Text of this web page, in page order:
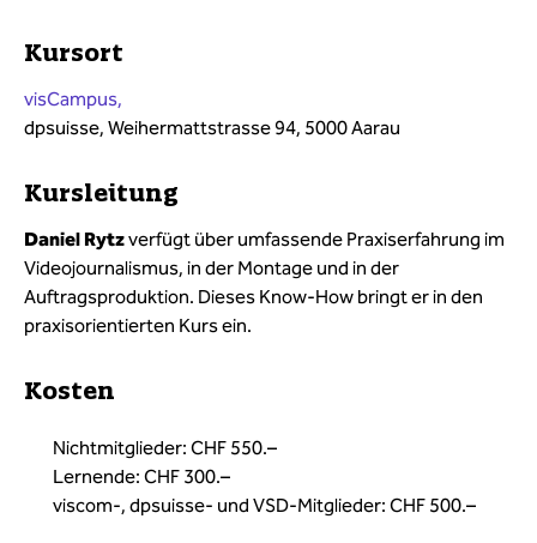
Kursort
visCampus,
dpsuisse, Weihermattstrasse 94, 5000 Aarau
Kursleitung
Daniel Rytzverfügt über umfassende Praxiserfahrung im
Videojournalismus, in der Montage und in der
Auftragsproduktion. Dieses Know-How bringt er in den
praxisorientierten Kurs ein.
Kosten
Nichtmitglieder: CHF 550.–
Lernende: CHF 300.–
viscom-, dpsuisse- und VSD-Mitglieder: CHF 500.–